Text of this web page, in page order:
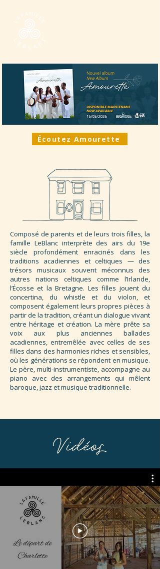
Écoutez Amourette
Composé de parents et de leurs trois filles, la
famille LeBlanc interprète des airs du 19e
siècle profondément enracinés dans les
traditions acadiennes et celtiques — des
trésors musicaux souvent méconnus des
autres nations celtiques comme l’Irlande,
l’Écosse et la Bretagne. Les filles jouent du
concertina, du whistle et du violon, et
composent également leurs propres pièces à
partir de la tradition, créant un dialogue vivant
entre héritage et création. La mère prête sa
voix aux plus anciennes ballades
acadiennes, entremêlée avec celles de ses
filles dans des harmonies riches et sensibles,
où les générations se répondent en musique.
Le père, multi-instrumentiste, accompagne au
piano avec des arrangements qui mêlent
baroque, jazz et musique traditionnelle.